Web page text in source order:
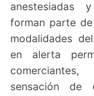
anestesiadas
forman parte
modalidades
en alerta
sensación de